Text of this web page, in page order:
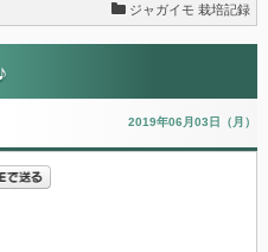
ジャガイモ 栽培記録
2019年06月03日（月）